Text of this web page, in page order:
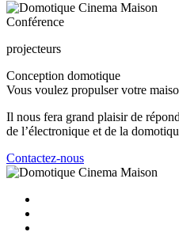
Conférence
projecteurs
Conception domotique
Vous voulez propulser votre
Il nous fera grand plaisir de
de l’électronique et de la
Contactez-nous